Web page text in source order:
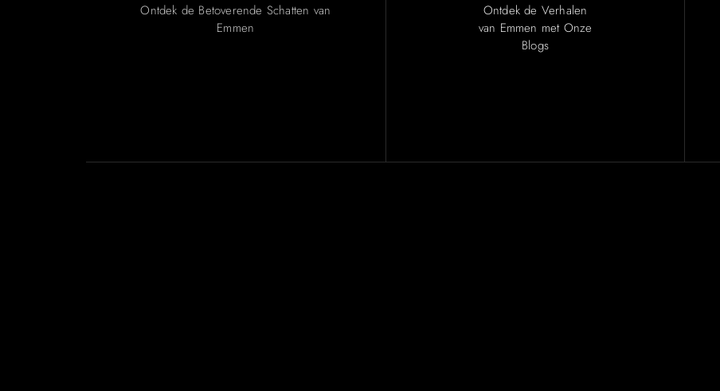
Ontdek de Verhalen
van Emmen met Onze
Blogs
Ontdek de Betoverende Schatten van
Emmen